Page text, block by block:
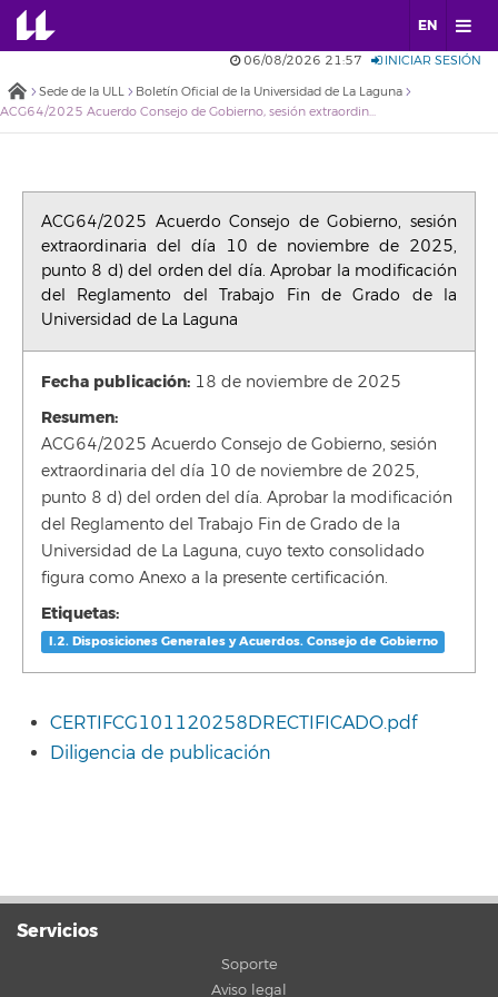
EN
06/08/2026 21:57 INICIAR SESIÓN
Sede de la ULL
Boletín Oficial de la Universidad de La Laguna
ACG64/2025 Acuerdo Consejo de Gobierno, sesión extraordinaria del día 10 de noviembre de 2025, punto 8 d) del orden del día. Aprobar la modificación del Reglamento del Trabajo Fin de Grado de la Universidad de La Laguna
ACG64/2025 Acuerdo Consejo de Gobierno, sesión
extraordinaria del día 10 de noviembre de 2025,
punto 8 d) del orden del día. Aprobar la modificación
del Reglamento del Trabajo Fin de Grado de la
Universidad de La Laguna
Fecha publicación: 18 de noviembre de 2025
Resumen:
ACG64/2025 Acuerdo Consejo de Gobierno, sesión
extraordinaria del día 10 de noviembre de 2025,
punto 8 d) del orden del día. Aprobar la modificación
del Reglamento del Trabajo Fin de Grado de la
Universidad de La Laguna, cuyo texto consolidado
figura como Anexo a la presente certificación.
Etiquetas:
I.2. Disposiciones Generales y Acuerdos. Consejo de Gobierno
CERTIFCG101120258DRECTIFICADO.pdf
Diligencia de publicación
Servicios
Soporte
Aviso legal